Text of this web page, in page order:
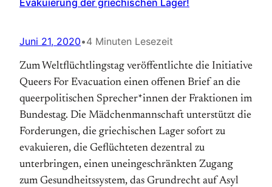
Evakuierung der griechischen Lager!
Juni 21, 2020•4 Minuten Lesezeit
Zum Weltflüchtlingstag veröffentlichte die Initiative
Queers For Evacuation einen offenen Brief an die
queerpolitischen Sprecher*innen der Fraktionen im
Bundestag. Die Mädchenmannschaft unterstützt die
Forderungen, die griechischen Lager sofort zu
evakuieren, die Geflüchteten dezentral zu
unterbringen, einen uneingeschränkten Zugang
zum Gesundheitssystem, das Grundrecht auf Asyl